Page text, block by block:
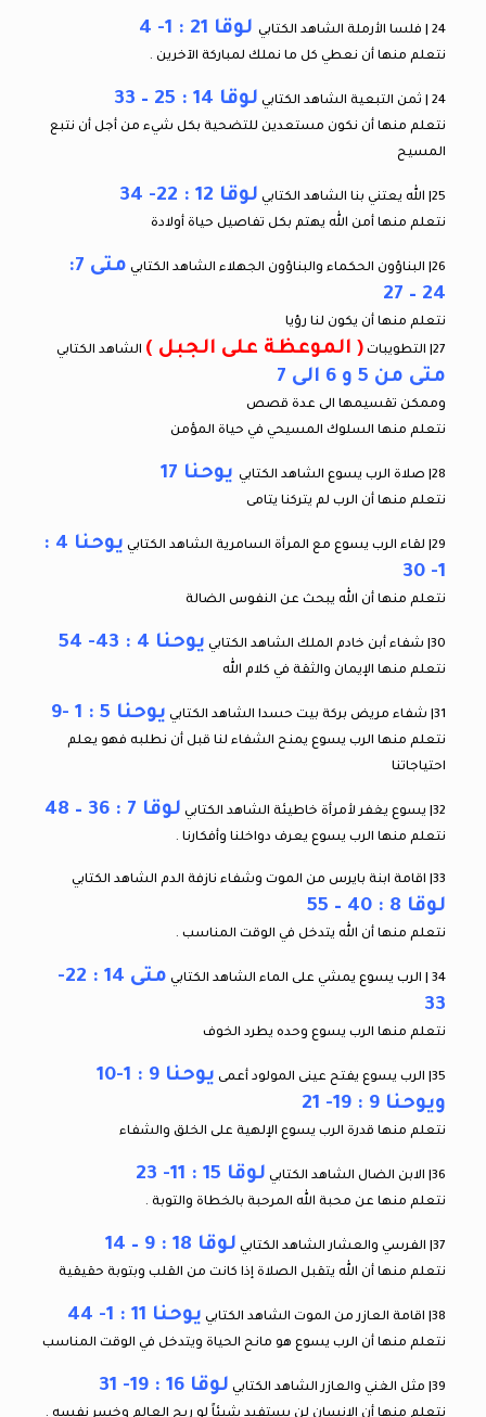
24 | فلسا الأرملة الشاهد الكتابي لوقا 21 : 1- 4
نتعلم منها أن نعطي كل ما نملك لمباركة الآخرين .
24 | ثمن التبعية الشاهد الكتابي لوقا 14 : 25 – 33
نتعلم منها أن نكون مستعدين للتضحية بكل شيء من أجل أن نتبع
المسيح
25| الله يعتني بنا الشاهد الكتابي لوقا 12 : 22- 34
نتعلم منها أمن الله يهتم بكل تفاصيل حياة أولادة
26| البناؤون الحكماء والبناؤون الجهلاء الشاهد الكتابي
متى 7:
24 – 27
نتعلم منها أن يكون لنا رؤيا
27| التطويبات
( الموعظة على الجبل ) الشاهد الكتابي
متى من 5 و 6 الى 7
وممكن تقسيمها الى عدة قصص
نتعلم منها السلوك المسيحي في حياة المؤمن
28| صلاة الرب يسوع الشاهد الكتابي يوحنا 17
نتعلم منها أن الرب لم يتركنا يتامى
29| لقاء الرب يسوع مع المرأة السامرية الشاهد الكتابي
يوحنا 4 :
1- 30
نتعلم منها أن الله يبحث عن النفوس الضالة
30| شفاء أبن خادم الملك الشاهد الكتابي يوحنا 4 : 43- 54
نتعلم منها الإيمان والثقة في كلام الله
31| شفاء مريض بركة بيت حسدا الشاهد الكتابي يوحنا 5 : 1 -9
نتعلم منها الرب يسوع يمنح الشفاء لنا قبل أن نطلبه فهو يعلم
احتياجاتنا
32| يسوع يغفر لأمرأة خاطيئة الشاهد الكتابي لوقا 7 : 36 – 48
نتعلم منها الرب يسوع يعرف دواخلنا وأفكارنا .
33| اقامة ابنة بايرس من الموت وشفاء نازفة الدم الشاهد الكتابي
لوقا 8 : 40 – 55
نتعلم منها أن الله يتدخل في الوقت المناسب .
34 | الرب يسوع يمشي على الماء الشاهد الكتابي
متى 14 : 22-
33
نتعلم منها الرب يسوع وحده يطرد الخوف
35| الرب يسوع يفتح عينى المولود أعمى
يوحنا 9 : 1-10
ويوحنا 9 : 19- 21
نتعلم منها قدرة الرب يسوع الإلهية على الخلق والشفاء
36| الابن الضال الشاهد الكتابي لوقا 15 : 11- 23
نتعلم منها عن محبة الله المرحبة بالخطاة والتوبة .
37| الفرسي والعشار الشاهد الكتابي لوقا 18 : 9 – 14
نتعلم منها أن الله يتقبل الصلاة إذا كانت من القلب وبتوبة حقيقية
38| اقامة العازر من الموت الشاهد الكتابي يوحنا 11 : 1- 44
نتعلم منها أن الرب يسوع هو مانح الحياة ويتدخل في الوقت المناسب
39| مثل الغني والعازر الشاهد الكتابي لوقا 16 : 19- 31
نتعلم منها أن الإنسان لن يستفيد شيئاً لو ربح العالم وخسر نفسه .